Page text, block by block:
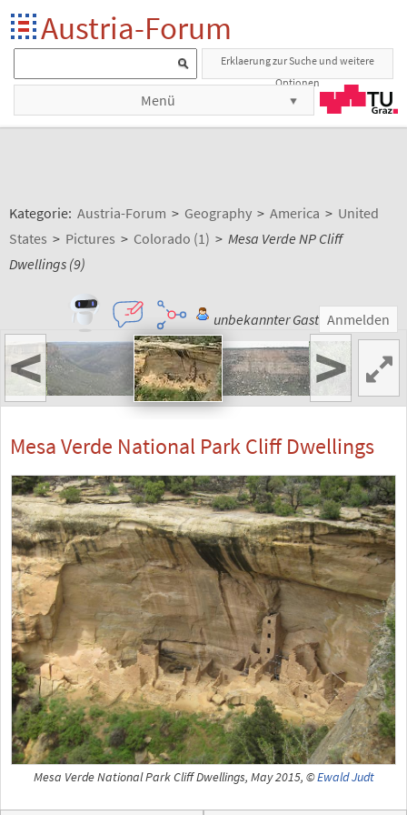
Austria-Forum
Erklaerung zur Suche und weitere
Optionen
Menü
Kategorie: Austria-Forum > Geography > America > United
States > Pictures > Colorado (1) > Mesa Verde NP Cliff
Dwellings (9)
unbekannter Gast Anmelden
< >
Mesa Verde National Park Cliff Dwellings
Mesa Verde National Park Cliff Dwellings, May 2015, ©Ewald Judt